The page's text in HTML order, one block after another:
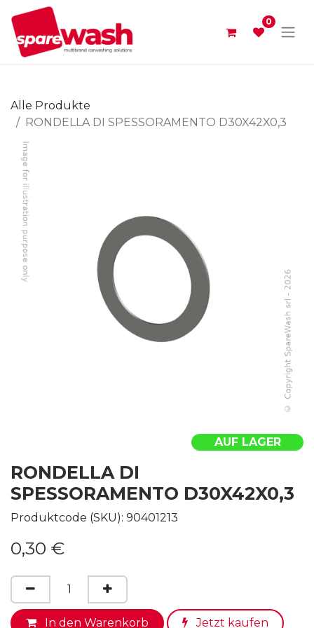
0
Alle Produkte
RONDELLA DI SPESSORAMENTO D30X42X0,3
AUF LAGER
RONDELLA DI
SPESSORAMENTO D30X42X0,3
Produktcode (SKU): 90401213
0,30 €
In den Warenkorb Jetzt kaufen